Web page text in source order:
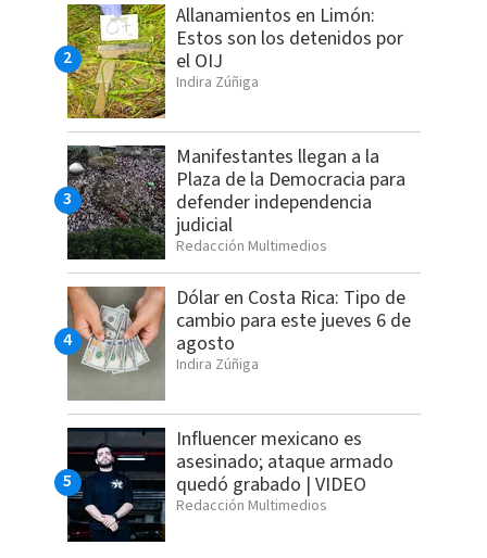
Allanamientos en Limón:
Estos son los detenidos por
el OIJ
Indira Zúñiga
Manifestantes llegan a la
Plaza de la Democracia para
defender independencia
judicial
Redacción Multimedios
Dólar en Costa Rica: Tipo de
cambio para este jueves 6 de
agosto
Indira Zúñiga
Influencer mexicano es
asesinado; ataque armado
quedó grabado | VIDEO
Redacción Multimedios